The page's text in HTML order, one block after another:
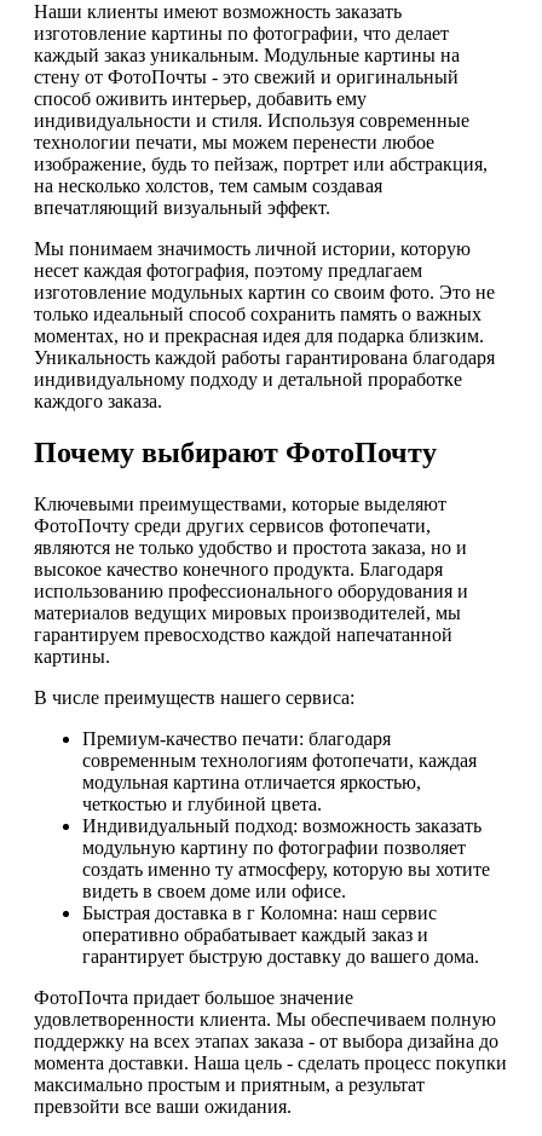
Наши клиенты имеют возможность заказать
изготовление картины по фотографии, что делает
каждый заказ уникальным. Модульные картины на
стену от ФотоПочты - это свежий и оригинальный
способ оживить интерьер, добавить ему
индивидуальности и стиля. Используя современные
технологии печати, мы можем перенести любое
изображение, будь то пейзаж, портрет или абстракция,
на несколько холстов, тем самым создавая
впечатляющий визуальный эффект.
Мы понимаем значимость личной истории, которую
несет каждая фотография, поэтому предлагаем
изготовление модульных картин со своим фото. Это не
только идеальный способ сохранить память о важных
моментах, но и прекрасная идея для подарка близким.
Уникальность каждой работы гарантирована благодаря
индивидуальному подходу и детальной проработке
каждого заказа.
Почему выбирают ФотоПочту
Ключевыми преимуществами, которые выделяют
ФотоПочту среди других сервисов фотопечати,
являются не только удобство и простота заказа, но и
высокое качество конечного продукта. Благодаря
использованию профессионального оборудования и
материалов ведущих мировых производителей, мы
гарантируем превосходство каждой напечатанной
картины.
В числе преимуществ нашего сервиса:
Премиум-качество печати: благодаря
современным технологиям фотопечати, каждая
модульная картина отличается яркостью,
четкостью и глубиной цвета.
Индивидуальный подход: возможность заказать
модульную картину по фотографии позволяет
создать именно ту атмосферу, которую вы хотите
видеть в своем доме или офисе.
Быстрая доставка в г Коломна: наш сервис
оперативно обрабатывает каждый заказ и
гарантирует быструю доставку до вашего дома.
ФотоПочта придает большое значение
удовлетворенности клиента. Мы обеспечиваем полную
поддержку на всех этапах заказа - от выбора дизайна до
момента доставки. Наша цель - сделать процесс покупки
максимально простым и приятным, а результат
превзойти все ваши ожидания.